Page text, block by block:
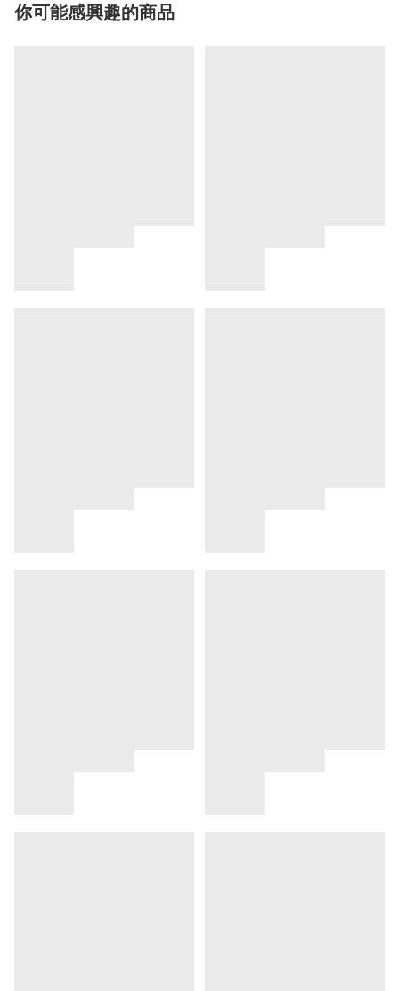
你可能感興趣的商品